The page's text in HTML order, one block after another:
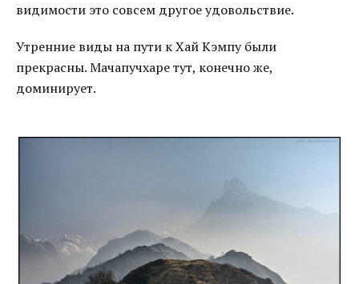
видимости это совсем другое удовольствие.
Утренние виды на пути к Хай Кэмпу были
прекрасны. Мачапучхаре тут, конечно же,
доминирует.